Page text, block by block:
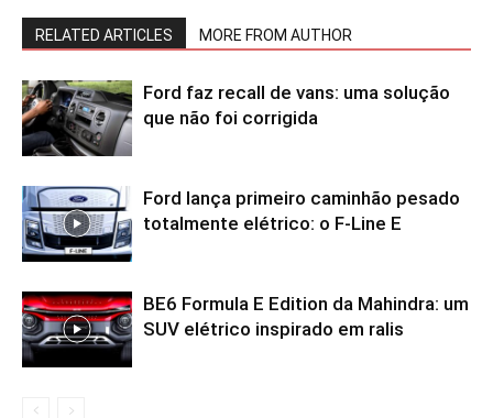
RELATED ARTICLES MORE FROM AUTHOR
Ford faz recall de vans: uma solução
que não foi corrigida
Ford lança primeiro caminhão pesado
totalmente elétrico: o F-Line E
BE6 Formula E Edition da Mahindra: um
SUV elétrico inspirado em ralis